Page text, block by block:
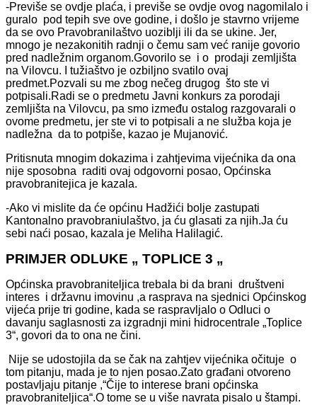
-Previše se ovdje plaća, i previše se ovdje ovog nagomilalo i
guralo pod tepih sve ove godine, i došlo je stavrno vrijeme
da se ovo Pravobranilaštvo uoziblji ili da se ukine. Jer,
mnogo je nezakonitih radnji o čemu sam već ranije govorio
pred nadležnim organom.Govorilo se i o prodaji zemljišta
na Vilovcu. I tužiaštvo je ozbiljno svatilo ovaj
predmet.Pozvali su me zbog nečeg drugog što ste vi
potpisali.Radi se o predmetu Javni konkurs za porodaji
zemljišta na Vilovcu, pa smo između ostalog razgovarali o
ovome predmetu, jer ste vi to potpisali a ne služba koja je
nadležna da to potpiše, kazao je Mujanović.
Pritisnuta mnogim dokazima i zahtjevima vijećnika da ona
nije sposobna raditi ovaj odgovorni posao, Općinska
pravobranitejica je kazala.
-Ako vi mislite da će općinu Hadžići bolje zastupati
Kantonalno pravobraniulaštvo, ja ću glasati za njih.Ja ću
sebi naći posao, kazala je Meliha Halilagić.
PRIMJER ODLUKE „ TOPLICE 3 „
Općinska pravobraniteljica trebala bi da brani društveni
interes i državnu imovinu ,a rasprava na sjednici Općinskog
vijeća prije tri godine, kada se raspravljalo o Odluci o
davanju saglasnosti za izgradnji mini hidrocentrale „Toplice
3“, govori da to ona ne čini.
Nije se udostojila da se čak na zahtjev vijećnika očituje o
tom pitanju, mada je to njen posao.Zato građani otvoreno
postavljaju pitanje ,“Čije to interese brani općinska
pravobraniteljica“.O tome se u više navrata pisalo u štampi.